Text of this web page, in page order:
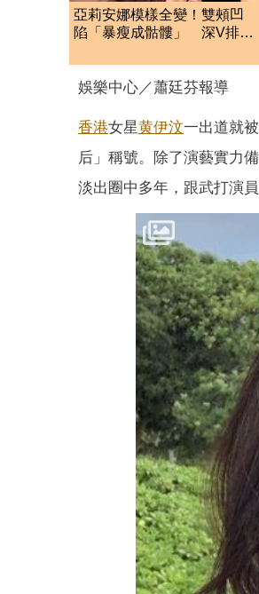
亞莉安娜模樣全變！雙頰凹
陷「暴瘦成骷髏」 深V排骨
娛樂中心／蕭廷芬報導
香港女星黄伊汶一出道就
后」稱號。除了演藝實力
淡出圈中多年，跟武打演員